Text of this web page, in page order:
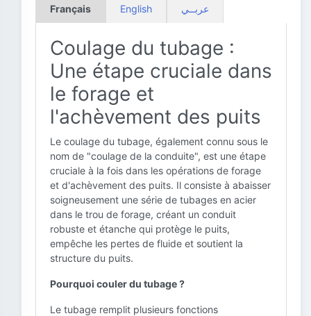
Français English عربــي
Coulage du tubage :
Une étape cruciale dans
le forage et
l'achèvement des puits
Le coulage du tubage, également connu sous le
nom de "coulage de la conduite", est une étape
cruciale à la fois dans les opérations de forage
et d'achèvement des puits. Il consiste à abaisser
soigneusement une série de tubages en acier
dans le trou de forage, créant un conduit
robuste et étanche qui protège le puits,
empêche les pertes de fluide et soutient la
structure du puits.
Pourquoi couler du tubage ?
Le tubage remplit plusieurs fonctions